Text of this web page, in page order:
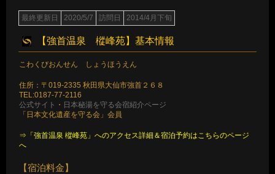
最終更新日 2020/5/7 訪問日 2014/4月下旬
【強首温泉 樅峰苑】基本情報
こわくびおんせん しょうほうえん
住所：〒019-2335 秋田県大仙市強首２６８
TEL:0187-77-2116
公式サイト ・ 日本秘湯を守る会宿紹介ページ
「日本文化遺産を守る会」会員
⇒「強首温泉 樅峰苑」へのアクセス詳細＆宿泊予約はこちらのページ
へ
【宿泊料金】